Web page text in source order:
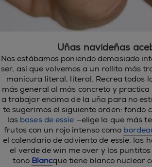
Uñas navideñas
Nos estábamos poniendo demasiado
ser, así que volvemos a un rollito más
manicura literal, literal. Recrea todos
más general al más concreto y
a trabajar encima de la uña para no
te sugerimos el siguiente orden: fondo
las bases de essie —elige la que más
frutos con un rojo intenso como
el calendario de adviento de essie, las
el verde de win me over y los
tono Blancque tiene blanco nuclear